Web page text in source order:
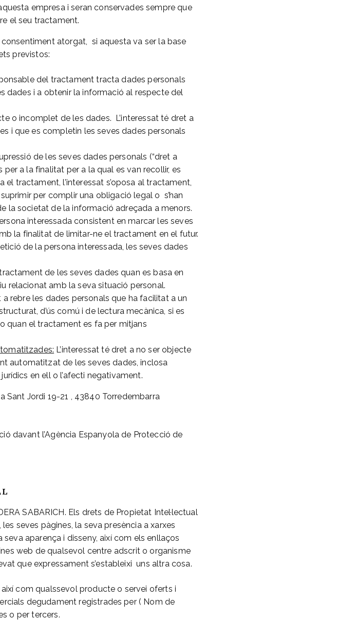
empresa i seran conservades sempre que
el seu tractament.
atorgat, si aquesta va ser la base
previstos:
del tractament tracta dades personals
dades i a obtenir la informació al respecte del
o incomplet de les dades. L’interessat té dret a
i que es completin les seves dades personals
de les seves dades personals (“dret a
per a la finalitat per a la qual es van recollir, es
tractament, l’interessat s’oposa al tractament,
suprimir per complir una obligació legal o s’han
la societat de la informació adreçada a menors.
interessada consistent en marcar les seves
la finalitat de limitar-ne el tractament en el futur.
de la persona interessada, les seves dades
de les seves dades quan es basa en
relacionat amb la seva situació personal.
a rebre les dades personals que ha facilitat a un
d’ús comú i de lectura mecànica, si es
quan el tractament es fa per mitjans
L’interessat té dret a no ser objecte
automatitzat de les seves dades, inclosa
en ell o l’afecti negativament.
Sant Jordi 19-21 , 43840 Torredembarra
davant l’Agència Espanyola de Protecció de
SABARICH. Els drets de Propietat Intel·lectual
seves pàgines, la seva presència a xarxes
aparença i disseny, així com els enllaços
web de qualsevol centre adscrit o organisme
que expressament s’estableixi uns altra cosa.
com qualssevol producte o servei oferts i
degudament registrades per ( Nom de
o per tercers.